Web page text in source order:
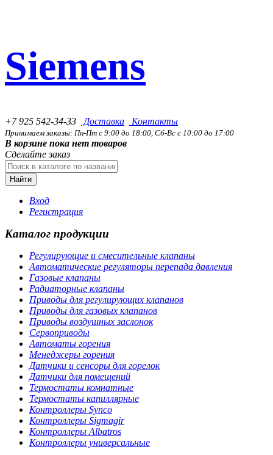
Siemens
+7 925 542-34-33 Доставка Контакты
Принимаем заказы: Пн-Пт с 9:00 до 18:00, Сб-Вс с 10:00 до 17:00
В корзине пока нет товаров
Сделайте заказ
Найти
Вход
Регистрация
Каталог продукции
Регулирующие и смесительные клапаны
Автоматические регуляторы перепада давления
Газовые клапаны
Радиаторные клапаны
Приводы для регулирующих клапанов
Приводы для газовых клапанов
Приводы воздушных заслонок
Сервоприводы
Автоматы горения
Менеджеры горения
Датчики и сенсоры для горелок
Датчики для помещений
Термостаты комнатные
Термостаты капиллярные
Контроллеры Synco
Контроллеры Sigmagir
Контроллеры Albatros
Контроллеры универсальные